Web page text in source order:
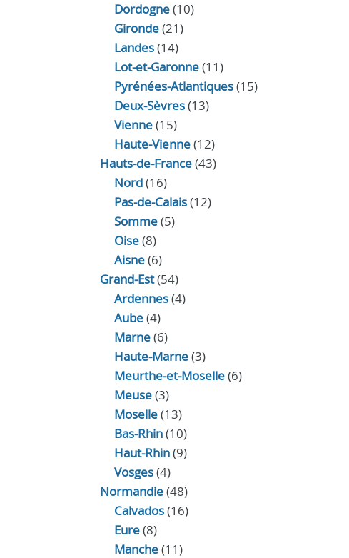
Dordogne(10)
Gironde(21)
Landes(14)
Lot-et-Garonne(11)
Pyrénées-Atlantiques(15)
Deux-Sèvres(13)
Vienne(15)
Haute-Vienne(12)
Hauts-de-France(43)
Nord(16)
Pas-de-Calais(12)
Somme(5)
Oise(8)
Aisne(6)
Grand-Est(54)
Ardennes(4)
Aube(4)
Marne(6)
Haute-Marne(3)
Meurthe-et-Moselle(6)
Meuse(3)
Moselle(13)
Bas-Rhin(10)
Haut-Rhin(9)
Vosges(4)
Normandie(48)
Calvados(16)
Eure(8)
Manche(11)